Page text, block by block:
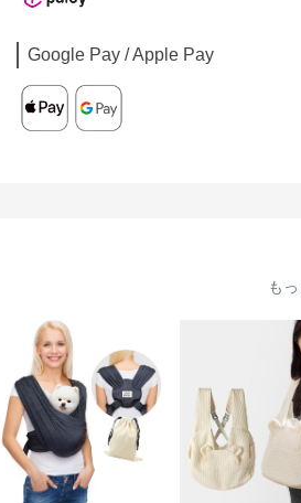
Google Pay / Apple Pay
も